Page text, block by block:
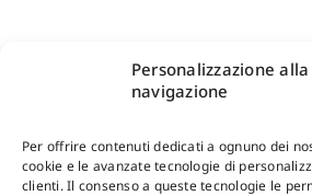
Personalizzazione alla
navigazione
Per offrire contenuti dedicati a ognuno dei
cookie e le avanzate tecnologie di
clienti. Il consenso a queste tecnologie le